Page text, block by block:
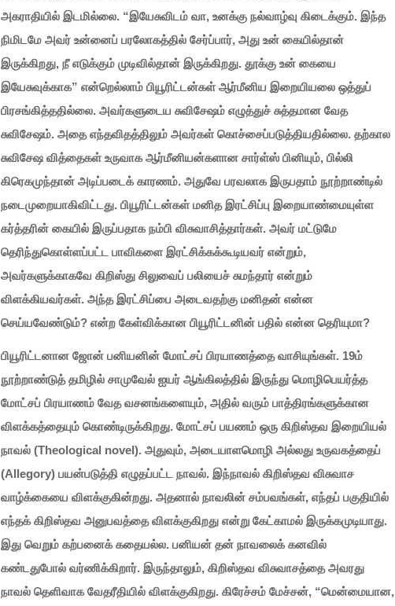
அகராதியில் இடமில்லை. “இயேசுவிடம் வா, உனக்கு நல்வாழ்வு கிடைக்கும். இந்த
நிமிடமே அவர் உன்னைப் பரலோகத்தில் சேர்ப்பார், அது உன் கையில்தான்
இருக்கிறது, நீ எடுக்கும் முடிவில்தான் இருக்கிறது. தூக்கு உன் கையை
இயேசுவுக்காக” என்றெல்லாம் பியூரிட்டன்கள் ஆர்மீனிய இறையியலை ஒத்துப்
பிரசங்கித்ததில்லை. அவர்களுடைய சுவிசேஷம் எழுத்துச் சுத்தமான வேத
சுவிசேஷம். அதை எந்தவிதத்திலும் அவர்கள் கொச்சைப்படுத்தியதில்லை. தற்கால
சுவிசேஷ வித்தைகள் உருவாக ஆர்மீனியன்களான சார்ள்ஸ் பினியும், பில்லி
கிரெகமுந்தான் அடிப்படைக் காரணம். அதுவே பரவலாக இருபதாம் நூற்றாண்டில்
நடைமுறையாகிவிட்டது. பியூரிட்டன்கள் மனித இரட்சிப்பு இறையாண்மையுள்ள
கர்த்தரின் கையில் இருப்பதாக நம்பி விசுவாசித்தார்கள். அவர் மட்டுமே
தெரிந்துகொள்ளப்பட்ட பாவிகளை இரட்சிக்கக்கூடியவர் என்றும்,
அவர்களுக்காகவே கிறிஸ்து சிலுவைப் பலியைச் சுமந்தார் என்றும்
விளக்கியவர்கள். அந்த இரட்சிப்பை அடைவதற்கு மனிதன் என்ன
செய்யவேண்டும்? என்ற கேள்விக்கான பியூரிட்டனின் பதில் என்ன தெரியுமா?
பியூரிட்டனான ஜோன் பனியனின் மோட்சப் பிரயாணத்தை வாசியுங்கள். 19ம்
நூற்றாண்டுத் தமிழில் சாமுவேல் ஐயர் ஆங்கிலத்தில் இருந்து மொழிபெயர்த்த
மோட்சப் பிரயாணம் வேத வசனங்களையும், அதில் வரும் பாத்திரங்களுக்கான
விளக்கத்தையும் கொண்டிருக்கிறது. மோட்சப் பயணம் ஒரு கிறிஸ்தவ இறையியல்
நாவல் (Theological novel). அதுவும், அடையாளமொழி அல்லது உருவகத்தைப்
(Allegory) பயன்படுத்தி எழுதப்பட்ட நாவல். இந்நாவல் கிறிஸ்தவ விசுவாச
வாழ்க்கையை விளக்குகின்றது. அதனால் நாவலின் சம்பவங்கள், எந்தப் பகுதியில்
எந்தக் கிறிஸ்தவ அனுபவத்தை விளக்குகிறது என்று கேட்காமல் இருக்கமுடியாது.
இது வெறும் கற்பனைக் கதையல்ல. பனியன் தன் நாவலைக் கனவில்
கண்டதுபோல் வர்ணிக்கிறார். இருந்தாலும், கிறிஸ்தவ விசுவாசத்தை அவரது
நாவல் தெளிவாக வேதரீதியில் விளக்குகிறது. கிரேச்சம் மேச்சன், “மென்மையான,